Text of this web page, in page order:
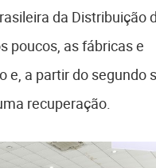
da Distribuição
poucos, as fábricas e
e, a partir do segundo
recuperação.